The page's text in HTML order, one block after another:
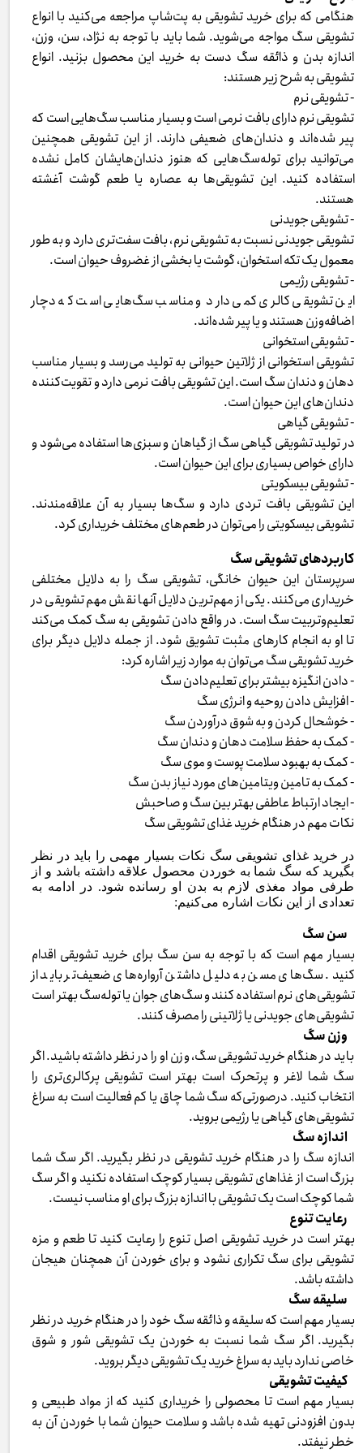
هنگامی که برای خرید تشویقی به پت‌شاپ مراجعه می‌کنید با انواع
تشویقی سگ مواجه می‌شوید. شما باید با توجه به نژاد، سن، وزن،
اندازه بدن و ذائقه سگ دست به خرید این محصول بزنید. انواع
تشویقی به شرح زیر هستند:
- تشویقی نرم
تشویقی نرم دارای بافت نرمی است و بسیار مناسب سگ‌هایی است که
پیر شده‌اند و دندان‌های ضعیفی دارند. از این تشویقی همچنین
می‌توانید برای توله‌سگ‌هایی که هنوز دندان‌هایشان کامل نشده
استفاده کنید. این تشویقی‌ها به عصاره یا طعم گوشت آغشته
هستند.
- تشویقی جویدنی
تشویقی جویدنی نسبت به تشویقی نرم، بافت سفت‌تری دارد و به طور
معمول یک‌ تکه استخوان، گوشت یا بخشی از غضروف حیوان است.
- تشویقی رژیمی
این تشویقی کالری کمی دارد و مناسب سگ‌هایی است که دچار
اضافه‌وزن هستند و یا پیر شده‌اند.
- تشویقی استخوانی
تشویقی استخوانی از ژلاتین حیوانی به تولید می‌رسد و بسیار مناسب
دهان و دندان سگ است. این تشویقی بافت نرمی دارد و تقویت‌کننده
دندان‌های این حیوان است.
- تشویقی گیاهی
در تولید تشویقی گیاهی سگ از گیاهان و سبزی‌ها استفاده می‌شود و
دارای خواص بسیاری برای این حیوان است.
- تشویقی بیسکویتی
این تشویقی بافت تردی دارد و سگ‌ها بسیار به آن علاقه‌مندند.
تشویقی بیسکویتی را می‌توان در طعم‌های مختلف خریداری کرد.
کاربردهای تشویقی سگ
سرپرستان این حیوان خانگی، تشویقی سگ را به دلایل مختلفی
خریداری می‌کنند. یکی از مهم‌ترین دلایل آنها نقش مهم تشویقی در
تعلیم‌وتربیت سگ است. در واقع دادن تشویقی به سگ کمک می‌کند
تا او به انجام کارهای مثبت تشویق شود. از جمله دلایل دیگر برای
خرید تشویقی سگ می‌توان به موارد زیر اشاره کرد:
- دادن انگیزه بیشتر برای تعلیم‌دادن سگ
- افزایش دادن روحیه و انرژی سگ
- خوشحال کردن و به شوق درآوردن سگ
- کمک به حفظ سلامت دهان و دندان سگ
- کمک به بهبود سلامت پوست و موی سگ
- کمک به تامین ویتامین‌های مورد نیاز بدن سگ
- ایجاد ارتباط عاطفی بهتر بین سگ و صاحبش
نکات مهم در هنگام خرید غذای تشویقی سگ
در خرید غذای تشویقی سگ نکات بسیار مهمی را باید در نظر
بگیرید که سگ شما به خوردن محصول علاقه داشته باشد و از
طرفی مواد مغذی لازم به بدن او رسانده شود. در ادامه به
تعدادی از این نکات اشاره می‌کنیم:
سن سگ
بسیار مهم است که با توجه به سن سگ برای خرید تشویقی اقدام
کنید. سگ‌های مسن به دلیل داشتن آرواره‌های ضعیف‌تر باید از
تشویقی‌های نرم استفاده کنند و سگ‌های جوان یا توله‌سگ بهتر است
تشویقی‌های جویدنی یا ژلاتینی را مصرف کنند.
وزن سگ
باید در هنگام خرید تشویقی سگ، وزن او را در نظر داشته باشید. اگر
سگ شما لاغر و پرتحرک است بهتر است تشویقی پرکالری‌تری را
انتخاب کنید. درصورتی‌که سگ شما چاق یا کم فعالیت است به سراغ
تشویقی‌های گیاهی یا رژیمی بروید.
اندازه سگ
اندازه سگ را در هنگام خرید تشویقی در نظر بگیرید. اگر سگ شما
بزرگ است از غذاهای تشویقی بسیار کوچک استفاده نکنید و اگر سگ
شما کوچک است یک تشویقی با اندازه‌ بزرگ برای او مناسب نیست.
رعایت تنوع
بهتر است در خرید تشویقی اصل تنوع را رعایت کنید تا طعم و مزه
تشویقی برای سگ تکراری نشود و برای خوردن آن همچنان هیجان
داشته باشد.
سلیقه سگ
بسیار مهم است که سلیقه و ذائقه سگ خود را در هنگام خرید در نظر
بگیرید. اگر سگ شما نسبت به خوردن یک تشویقی شور و شوق
خاصی ندارد باید به سراغ خرید یک تشویقی دیگر بروید.
کیفیت تشویقی
بسیار مهم است تا محصولی را خریداری کنید که از مواد طبیعی و
بدون افزودنی تهیه شده باشد و سلامت حیوان شما با خوردن آن به
خطر نیفتد.